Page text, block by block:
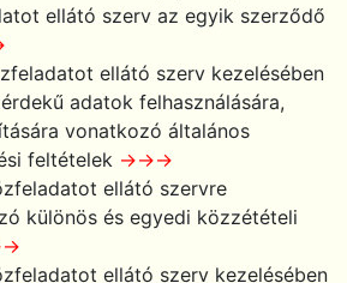
ellátó szerv az egyik szerződő
ellátó szerv kezelésében
adatok felhasználására,
vonatkozó általános
feltételek →→→
ellátó szervre
különös és egyedi közzétételi
ellátó szerv kezelésében